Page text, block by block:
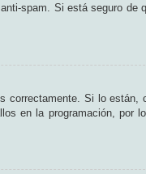
spam. Si está seguro de
correctamente. Si lo están,
en la programación, por